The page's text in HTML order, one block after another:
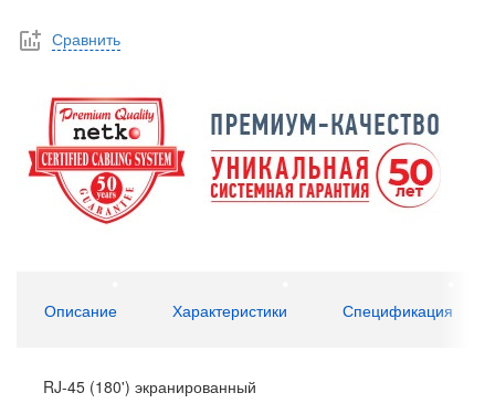
Сравнить
Описание Характеристики Спецификация
RJ-45 (180') экранированный